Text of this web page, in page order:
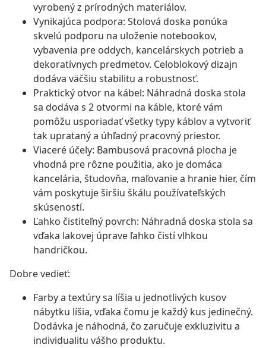
vyrobený z prírodných materiálov.
Vynikajúca podpora: Stolová doska ponúka
skvelú podporu na uloženie notebookov,
vybavenia pre oddych, kancelárskych potrieb a
dekoratívnych predmetov. Celoblokový dizajn
dodáva väčšiu stabilitu a robustnosť.
Praktický otvor na kábel: Náhradná doska stola
sa dodáva s 2 otvormi na káble, ktoré vám
pomôžu usporiadať všetky typy káblov a vytvoriť
tak uprataný a úhľadný pracovný priestor.
Viaceré účely: Bambusová pracovná plocha je
vhodná pre rôzne použitia, ako je domáca
kancelária, študovňa, maľovanie a hranie hier, čím
vám poskytuje širšiu škálu používateľských
skúseností.
Ľahko čistiteľný povrch: Náhradná doska stola sa
vďaka lakovej úprave ľahko čistí vlhkou
handričkou.
Dobre vedieť:
Farby a textúry sa líšia u jednotlivých kusov
nábytku líšia, vďaka čomu je každý kus jedinečný.
Dodávka je náhodná, čo zaručuje exkluzivitu a
individualitu vášho produktu.